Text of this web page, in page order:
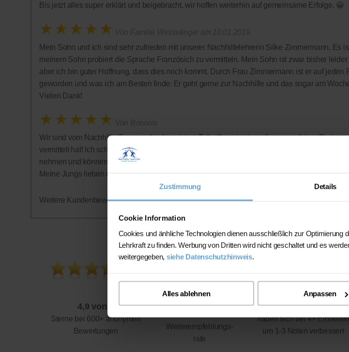
Zustimmung Details
Cookie Information
Cookies und änhliche Technologien dienen ausschließlich zur
Lehrkraft zu finden. Werbung von Dritten wird nicht geschaltet und es
weitergegeben, siehe Datenschutzhinweis.
Alles ablehnen Anpassen
Bis jetzt alles super erklärt und beigebracht, wir hoffen weiterhin auf gemeinsame Erfolge. 😀
Mein Sohn und ich sind sehr zufrieden mit unserer Nachhilfelehrerin Silke Zimmermann. Es
meinem Sohn probiert die Sprache Französich zu vermitteln. Mein Sohn ist zwar bisher
aber ich bin guter Hoffnung, dass dies noch kommt. Durch Frau Zimmermann ist er auf
geworden und was ich am Besten finde: Er geht gerne zur Nachhilfe und das sogar am
Vielen Dank!
Wir sind vom Nachhilfe-Team restlos begeistert: Tolle Organisation, die uns zu fairen
vermittelt hat! Ich schätze auch sehr, dass auf ein Abo komplett verzichtet wird - wir zahlen
nehmen und können jederzeit aufhören - was wir allerdings auch bei deutlich besseren
Meine Jungs lieben die Nachhilfestunden - wer hätte das gedacht!?
Weitere Kundenbewertungen finden Sie auf der offiziellen Bewertungsplattform
4,9 von 5
Sterne bei 600+ anonymen
Bewertungen
Weiterempfehlungs-
rate
93%
haben sich bei 4+
um 1-3 Noten verbessert